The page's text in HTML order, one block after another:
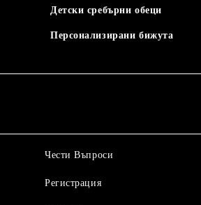
Детски сребърни обеци
Персонализирани бижута
Чести Въпроси
Регистрация